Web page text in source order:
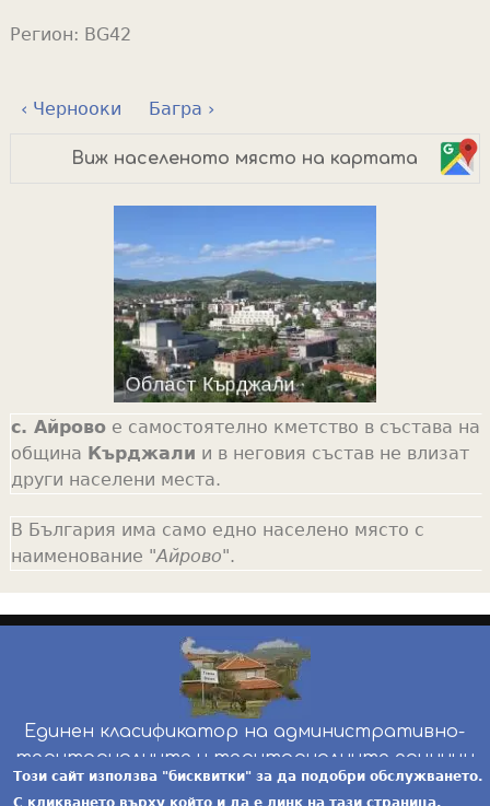
Регион: BG42
‹ Чернооки Багра ›
Виж населеното място на картата
с. Айровое самостоятелно кметство в състава на
община Кърджали и в неговия състав не влизат
други населени места.
В България има само едно населено място с
наименование "Айрово".
Единен класификатор на административно-
териториалните и териториалните единици
инж. Бойчо Добрев-ekatte.com-условия за
Този сайт използва "бисквитки" за да подобри обслужването.
С кликването върху който и да е линк на тази страница,